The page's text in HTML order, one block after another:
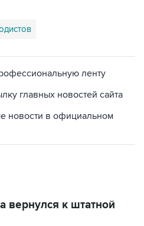
ленту
главных новостей сайта
новости в официальном
вернулся к штатной